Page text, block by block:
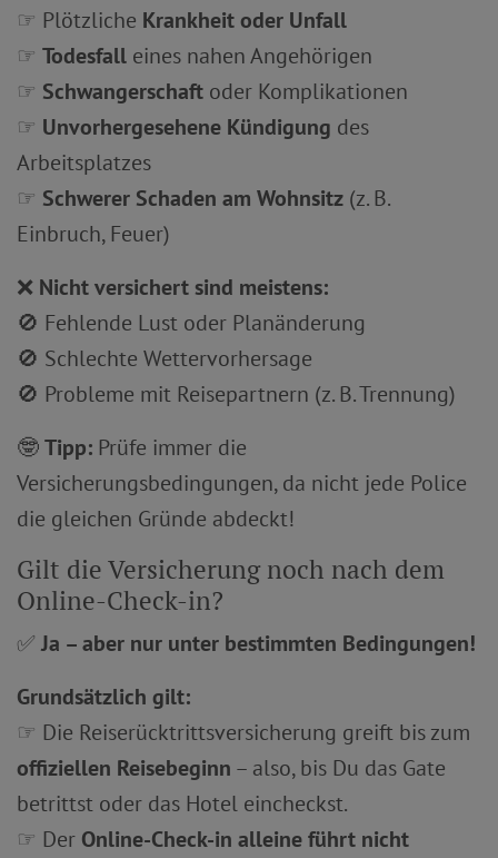
☞ Plötzliche Krankheit oder Unfall
☞ Todesfall eines nahen Angehörigen
☞ Schwangerschaft oder Komplikationen
☞ Unvorhergesehene Kündigung des
Arbeitsplatzes
☞ Schwerer Schaden am Wohnsitz (z. B.
Einbruch, Feuer)
❌ Nicht versichert sind meistens:
🚫 Fehlende Lust oder Planänderung
🚫 Schlechte Wettervorhersage
🚫 Probleme mit Reisepartnern (z. B. Trennung)
🤓Tipp: Prüfe immer die
Versicherungsbedingungen, da nicht jede Police
die gleichen Gründe abdeckt!
Gilt die Versicherung noch nach dem
Online-Check-in?
✅ Ja – aber nur unter bestimmten Bedingungen!
Grundsätzlich gilt:
☞ Die Reiserücktrittsversicherung greift bis zum
offiziellen Reisebeginn – also, bis Du das Gate
betrittst oder das Hotel eincheckst.
☞ Der Online-Check-in alleine führt nicht